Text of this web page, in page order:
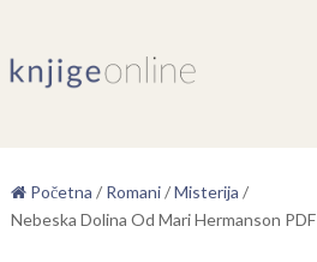
Početna / Romani/Misterija /
Nebeska Dolina Od Mari Hermanson PDF